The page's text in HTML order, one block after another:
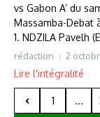
vs Gabon A’ du
Massamba-Debat
1. NDZILA Pavelh
rédaction 2
Lire l'intégralité
1 ...